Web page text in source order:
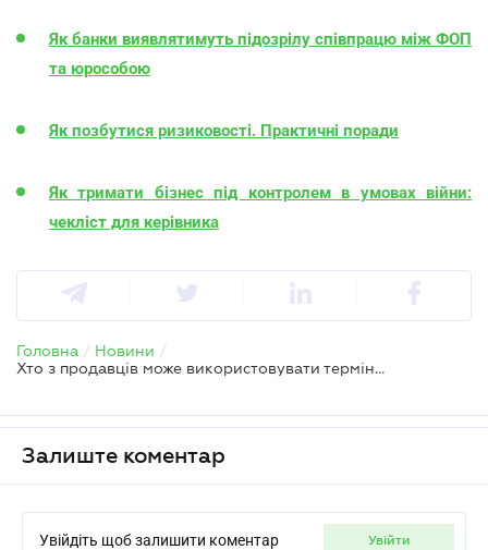
Як банки виявлятимуть підозрілу співпрацю між ФОП
та юрособою
Як позбутися ризиковості. Практичні поради
Як тримати бізнес під контролем в умовах війни:
чекліст для керівника
Головна / Новини /
Хто з продавців може використовувати терміни «Sale», «Black Fridаy» – Держпродспоживслужба
Залиште коментар
Увійдіть щоб залишити коментар увійти